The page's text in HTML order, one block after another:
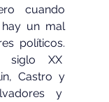
cuando
un mal
políticos.
siglo XX
Castro y
y